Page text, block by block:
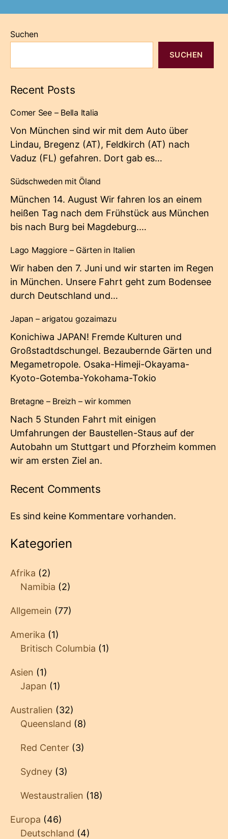
Suchen
SUCHEN
Recent Posts
Comer See – Bella Italia
Von München sind wir mit dem Auto über
Lindau, Bregenz (AT), Feldkirch (AT) nach
Vaduz (FL) gefahren. Dort gab es…
Südschweden mit Öland
München 14. August Wir fahren los an einem
heißen Tag nach dem Frühstück aus München
bis nach Burg bei Magdeburg.…
Lago Maggiore – Gärten in Italien
Wir haben den 7. Juni und wir starten im Regen
in München. Unsere Fahrt geht zum Bodensee
durch Deutschland und…
Japan – arigatou gozaimazu
Konichiwa JAPAN! Fremde Kulturen und
Großstadtdschungel. Bezaubernde Gärten und
Megametropole. Osaka-Himeji-Okayama-
Kyoto-Gotemba-Yokohama-Tokio
Bretagne – Breizh – wir kommen
Nach 5 Stunden Fahrt mit einigen
Umfahrungen der Baustellen-Staus auf der
Autobahn um Stuttgart und Pforzheim kommen
wir am ersten Ziel an.
Recent Comments
Es sind keine Kommentare vorhanden.
Kategorien
Afrika (2)
Namibia (2)
Allgemein (77)
Amerika (1)
Britisch Columbia (1)
Asien (1)
Japan (1)
Australien (32)
Queensland (8)
Red Center (3)
Sydney (3)
Westaustralien (18)
Europa (46)
Deutschland (4)